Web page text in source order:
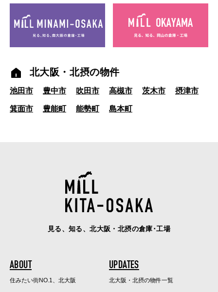
北大阪・北摂の物件
池田市 豊中市 吹田市 高槻市 茨木市 摂津市
箕面市 豊能町 能勢町 島本町
見る、知る、北大阪・北摂の倉庫･工場
ABOUT
住みたい街NO.1、北大阪
UPDATES
北大阪・北摂の物件一覧